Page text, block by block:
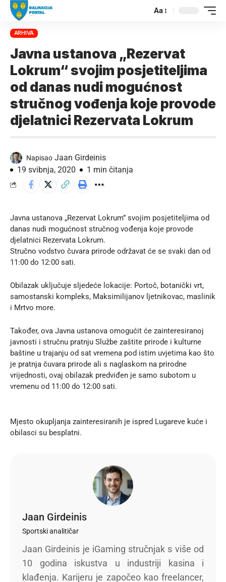
Aa
ARHIVA
Javna ustanova „Rezervat
Lokrum“ svojim posjetiteljima
od danas nudi mogućnost
stručnog vođenja koje provode
djelatnici Rezervata Lokrum
Napisao Jaan Girdeinis
19 svibnja, 2020
1 min čitanja
Javna ustanova „Rezervat Lokrum” svojim posjetiteljima od
danas nudi mogućnost stručnog vođenja koje provode
djelatnici Rezervata Lokrum.
Stručno vodstvo čuvara prirode održavat će se svaki dan od
11:00 do 12:00 sati.
Obilazak uključuje sljedeće lokacije: Portoč, botanički vrt,
samostanski kompleks, Maksimilijanov ljetnikovac, maslinik
i Mrtvo more.
Također, ova Javna ustanova omogućit će zainteresiranoj
javnosti i stručnu pratnju Službe zaštite prirode i kulturne
baštine u trajanju od sat vremena pod istim uvjetima kao što
je pratnja čuvara prirode ali s naglaskom na prirodne
vrijednosti, ovaj obilazak predviđen je samo subotom u
vremenu od 11:00 do 12:00 sati.
Mjesto okupljanja zainteresiranih je ispred Lugareve kuće i
obilasci su besplatni.
Jaan Girdeinis
Sportski analitičar
Jaan Girdeinis je iGaming stručnjak s više od
10 godina iskustva u industriji kasina i
klađenja. Karijeru je započeo kao freelancer,